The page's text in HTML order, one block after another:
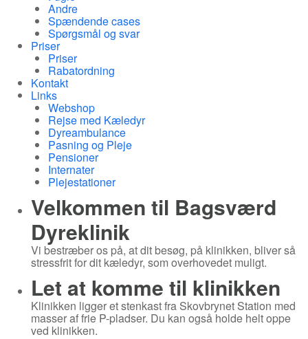
Andre
Spændende cases
Spørgsmål og svar
Priser
Priser
Rabatordning
Kontakt
Links
Webshop
Rejse med Kæledyr
Dyreambulance
Pasning og Pleje
Pensioner
Internater
Plejestationer
Velkommen til Bagsværd
Dyreklinik
Vi bestræber os på, at dit besøg, på klinikken, bliver så
stressfrit for dit kæledyr, som overhovedet muligt.
Let at komme til klinikken
Klinikken ligger et stenkast fra Skovbrynet Station med
masser af frie P-pladser. Du kan også holde helt oppe
ved klinikken.